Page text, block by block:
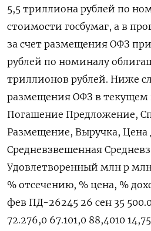
5,5 триллиона рублей по
стоимости госбумаг, а в
за счет размещения ОФЗ
‌рублей по номиналу
триллионов рублей. Ниже
размещения ОФЗ в текущем
Погашение Предложение,
Размещение, Выручка, Цена
Средневзвешенная
Удовлетворенный млн р
% отсечению, % цена, %
фев ПД-26245 26 сен 35
72.276,0 67.101,0 88,4010